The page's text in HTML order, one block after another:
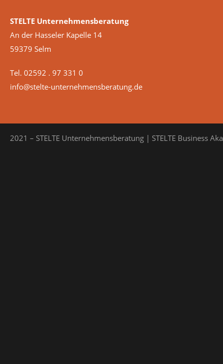
STELTE Unternehmensberatung
An der Hasseler Kapelle 14
59379 Selm
Tel. 02592 . 97 331 0
info@stelte-unternehmensberatung.de
2021 – STELTE Unternehmensberatung | STELTE Business